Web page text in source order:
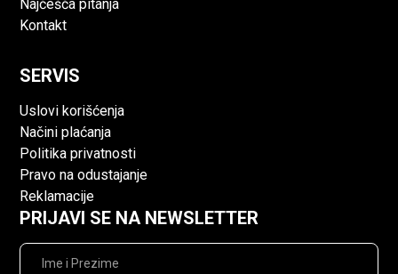
Najčešća pitanja
Kontakt
SERVIS
Uslovi korišćenja
Načini plaćanja
Politika privatnosti
Pravo na odustajanje
Reklamacije
PRIJAVI SE NA NEWSLETTER